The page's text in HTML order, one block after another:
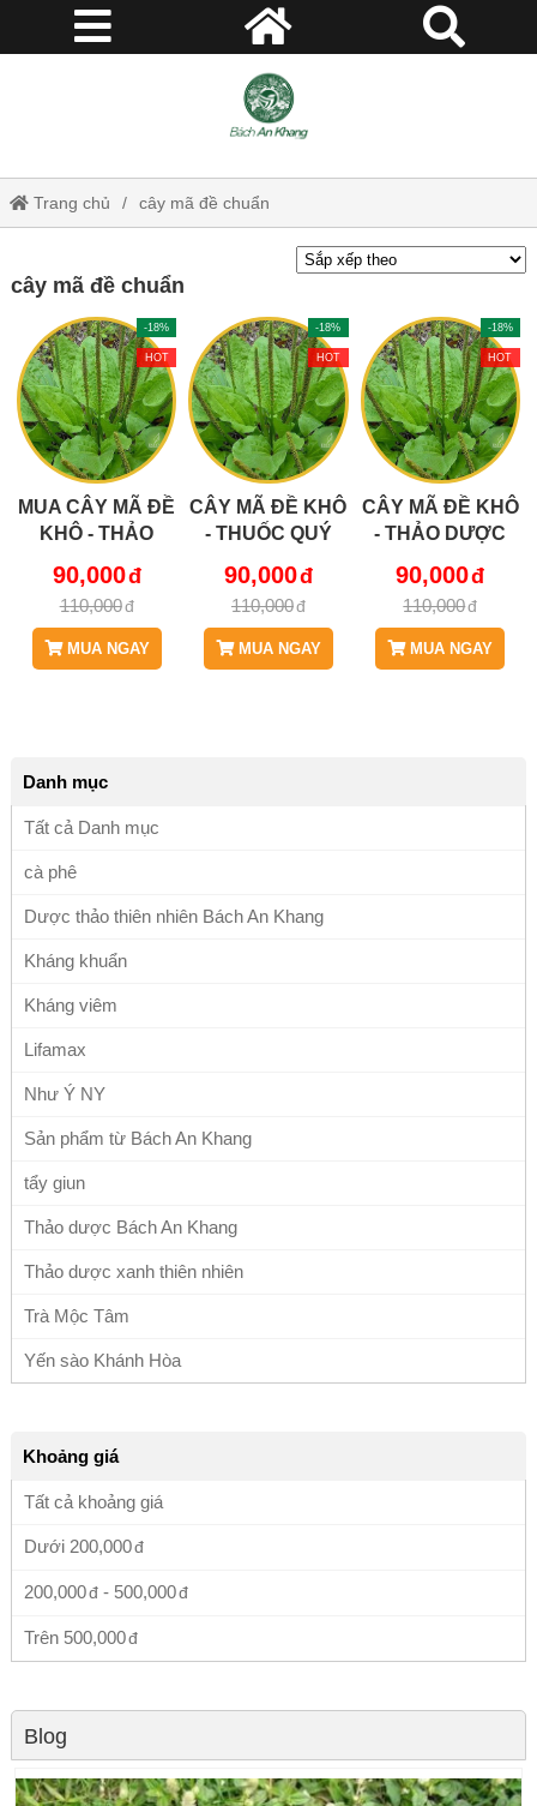
Trang chủ cây mã đề chuẩn
cây mã đề chuẩn
-18%
HOT
MUA CÂY MÃ ĐỀ
KHÔ - THẢO
KHANG - JD079
V2
90,000
110,000
MUA NGAY
-18%
HOT
CÂY MÃ ĐỀ KHÔ
- THUỐC QUÝ
THẬN VÀ
ĐƯỜNG TIẾT
NIỆU - JD079
CAYMADE
90,000
110,000
MUA NGAY
-18%
HOT
CÂY MÃ ĐỀ KHÔ
- THẢO DƯỢC
KHANG - JD079
90,000
110,000
MUA NGAY
Danh mục
Tất cả Danh mục
cà phê
Dược thảo thiên nhiên Bách An Khang
Kháng khuẩn
Kháng viêm
Lifamax
Như Ý NY
Sản phẩm từ Bách An Khang
tẩy giun
Thảo dược Bách An Khang
Thảo dược xanh thiên nhiên
Trà Mộc Tâm
Yến sào Khánh Hòa
Khoảng giá
Tất cả khoảng giá
Dưới 200,000
200,000 - 500,000
Trên 500,000
Blog